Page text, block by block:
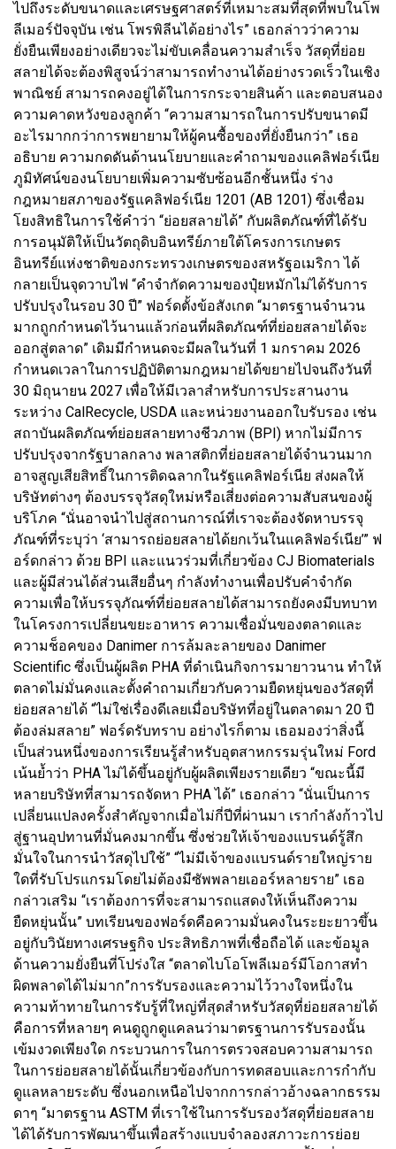
ไปถึงระดับขนาดและเศรษฐศาสตร์ที่เหมาะสมที่สุดที่พบในโพ
ลีเมอร์ปัจจุบัน เช่น โพรพิลีนได้อย่างไร” เธอกล่าวว่าความ
ยั่งยืนเพียงอย่างเดียวจะไม่ขับเคลื่อนความสำเร็จ วัสดุที่ย่อย
สลายได้จะต้องพิสูจน์ว่าสามารถทำงานได้อย่างรวดเร็วในเชิง
พาณิชย์ สามารถคงอยู่ได้ในการกระจายสินค้า และตอบสนอง
ความคาดหวังของลูกค้า “ความสามารถในการปรับขนาดมี
อะไรมากกว่าการพยายามให้ผู้คนซื้อของที่ยั่งยืนกว่า” เธอ
อธิบาย ความกดดันด้านนโยบายและคำถามของแคลิฟอร์เนีย
ภูมิทัศน์ของนโยบายเพิ่มความซับซ้อนอีกชั้นหนึ่ง ร่าง
กฎหมายสภาของรัฐแคลิฟอร์เนีย 1201 (AB 1201) ซึ่งเชื่อม
โยงสิทธิในการใช้คำว่า “ย่อยสลายได้” กับผลิตภัณฑ์ที่ได้รับ
การอนุมัติให้เป็นวัตถุดิบอินทรีย์ภายใต้โครงการเกษตร
อินทรีย์แห่งชาติของกระทรวงเกษตรของสหรัฐอเมริกา ได้
กลายเป็นจุดวาบไฟ “คำจำกัดความของปุ๋ยหมักไม่ได้รับการ
ปรับปรุงในรอบ 30 ปี” ฟอร์ดตั้งข้อสังเกต “มาตรฐานจำนวน
มากถูกกำหนดไว้นานแล้วก่อนที่ผลิตภัณฑ์ที่ย่อยสลายได้จะ
ออกสู่ตลาด” เดิมมีกำหนดจะมีผลในวันที่ 1 มกราคม 2026
กำหนดเวลาในการปฏิบัติตามกฎหมายได้ขยายไปจนถึงวันที่
30 มิถุนายน 2027 เพื่อให้มีเวลาสำหรับการประสานงาน
ระหว่าง CalRecycle, USDA และหน่วยงานออกใบรับรอง เช่น
สถาบันผลิตภัณฑ์ย่อยสลายทางชีวภาพ (BPI) หากไม่มีการ
ปรับปรุงจากรัฐบาลกลาง พลาสติกที่ย่อยสลายได้จำนวนมาก
อาจสูญเสียสิทธิ์ในการติดฉลากในรัฐแคลิฟอร์เนีย ส่งผลให้
บริษัทต่างๆ ต้องบรรจุวัสดุใหม่หรือเสี่ยงต่อความสับสนของผู้
บริโภค “นั่นอาจนำไปสู่สถานการณ์ที่เราจะต้องจัดหาบรรจุ
ภัณฑ์ที่ระบุว่า ‘สามารถย่อยสลายได้ยกเว้นในแคลิฟอร์เนีย’” ฟ
อร์ดกล่าว ด้วย BPI และแนวร่วมที่เกี่ยวข้อง CJ Biomaterials
และผู้มีส่วนได้ส่วนเสียอื่นๆ กำลังทำงานเพื่อปรับคำจำกัด
ความเพื่อให้บรรจุภัณฑ์ที่ย่อยสลายได้สามารถยังคงมีบทบาท
ในโครงการเปลี่ยนขยะอาหาร ความเชื่อมั่นของตลาดและ
ความช็อคของ Danimer การล้มละลายของ Danimer
Scientific ซึ่งเป็นผู้ผลิต PHA ที่ดำเนินกิจการมายาวนาน ทำให้
ตลาดไม่มั่นคงและตั้งคำถามเกี่ยวกับความยืดหยุ่นของวัสดุที่
ย่อยสลายได้ “ไม่ใช่เรื่องดีเลยเมื่อบริษัทที่อยู่ในตลาดมา 20 ปี
ต้องล่มสลาย” ฟอร์ดรับทราบ อย่างไรก็ตาม เธอมองว่าสิ่งนี้
เป็นส่วนหนึ่งของการเรียนรู้สำหรับอุตสาหกรรมรุ่นใหม่ Ford
เน้นย้ำว่า PHA ไม่ได้ขึ้นอยู่กับผู้ผลิตเพียงรายเดียว “ขณะนี้มี
หลายบริษัทที่สามารถจัดหา PHA ได้” เธอกล่าว “นั่นเป็นการ
เปลี่ยนแปลงครั้งสำคัญจากเมื่อไม่กี่ปีที่ผ่านมา เรากำลังก้าวไป
สู่ฐานอุปทานที่มั่นคงมากขึ้น ซึ่งช่วยให้เจ้าของแบรนด์รู้สึก
มั่นใจในการนำวัสดุไปใช้” “ไม่มีเจ้าของแบรนด์รายใหญ่ราย
ใดที่รับโปรแกรมโดยไม่ต้องมีซัพพลายเออร์หลายราย” เธอ
กล่าวเสริม “เราต้องการที่จะสามารถแสดงให้เห็นถึงความ
ยืดหยุ่นนั้น” บทเรียนของฟอร์ดคือความมั่นคงในระยะยาวขึ้น
อยู่กับวินัยทางเศรษฐกิจ ประสิทธิภาพที่เชื่อถือได้ และข้อมูล
ด้านความยั่งยืนที่โปร่งใส “ตลาดไบโอโพลีเมอร์มีโอกาสทำ
ผิดพลาดได้ไม่มาก”การรับรองและความไว้วางใจหนึ่งใน
ความท้าทายในการรับรู้ที่ใหญ่ที่สุดสำหรับวัสดุที่ย่อยสลายได้
คือการที่หลายๆ คนดูถูกดูแคลนว่ามาตรฐานการรับรองนั้น
เข้มงวดเพียงใด กระบวนการในการตรวจสอบความสามารถ
ในการย่อยสลายได้นั้นเกี่ยวข้องกับการทดสอบและการกำกับ
ดูแลหลายระดับ ซึ่งนอกเหนือไปจากการกล่าวอ้างฉลากธรรม
ดาๆ “มาตรฐาน ASTM ที่เราใช้ในการรับรองวัสดุที่ย่อยสลาย
ได้ได้รับการพัฒนาขึ้นเพื่อสร้างแบบจำลองสภาวะการย่อย